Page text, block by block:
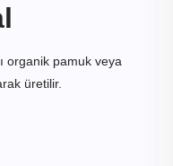
organik pamuk veya
üretilir.